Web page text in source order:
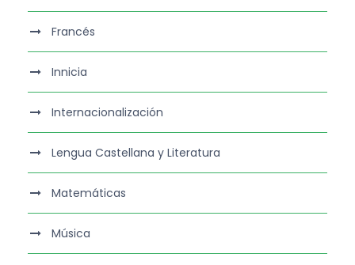
Francés
Innicia
Internacionalización
Lengua Castellana y Literatura
Matemáticas
Música